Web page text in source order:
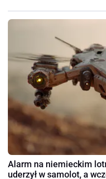
Alarm na niemieckim
uderzył w samolot, a